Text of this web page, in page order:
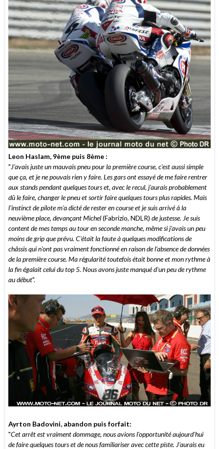
Leon Haslam, 9ème puis 8ème :
"J'avais juste un mauvais pneu pour la première course, c'est aussi simple
que ça, et je ne pouvais rien y faire. Les gars ont essayé de me faire rentrer
aux stands pendant quelques tours et, avec le recul, j'aurais probablement
dû le faire, changer le pneu et sortir faire quelques tours plus rapides. Mais
l'instinct de pilote m'a dicté de rester en course et je suis arrivé à la
neuvième place, devançant Michel(Fabrizio, NDLR) de justesse. Je suis
content de mes temps au tour en seconde manche, même si j'avais un peu
moins de grip que prévu. C'était la faute à quelques modifications de
châssis qui n'ont pas vraiment fonctionné en raison de l'absence de données
de la première course. Ma régularité toutefois était bonne et mon rythme à
la fin égalait celui du top 5. Nous avons juste manqué d'un peu de rythme
au début".
Ayrton Badovini, abandon puis forfait:
"Cet arrêt est vraiment dommage, nous avions l'opportunité aujourd'hui
de faire quelques tours et de nous familiariser avec cette piste. J'aurais eu